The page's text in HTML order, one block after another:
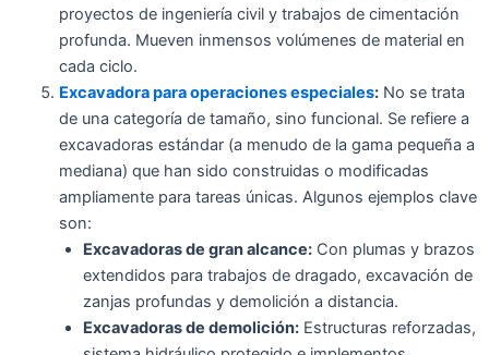
proyectos de ingeniería civil y trabajos de cimentación
profunda. Mueven inmensos volúmenes de material en
cada ciclo.
Excavadora para operaciones especiales:No se trata
de una categoría de tamaño, sino funcional. Se refiere a
excavadoras estándar (a menudo de la gama pequeña a
mediana) que han sido construidas o modificadas
ampliamente para tareas únicas. Algunos ejemplos clave
son:
Excavadoras de gran alcance:Con plumas y brazos
extendidos para trabajos de dragado, excavación de
zanjas profundas y demolición a distancia.
Excavadoras de demolición:Estructuras reforzadas,